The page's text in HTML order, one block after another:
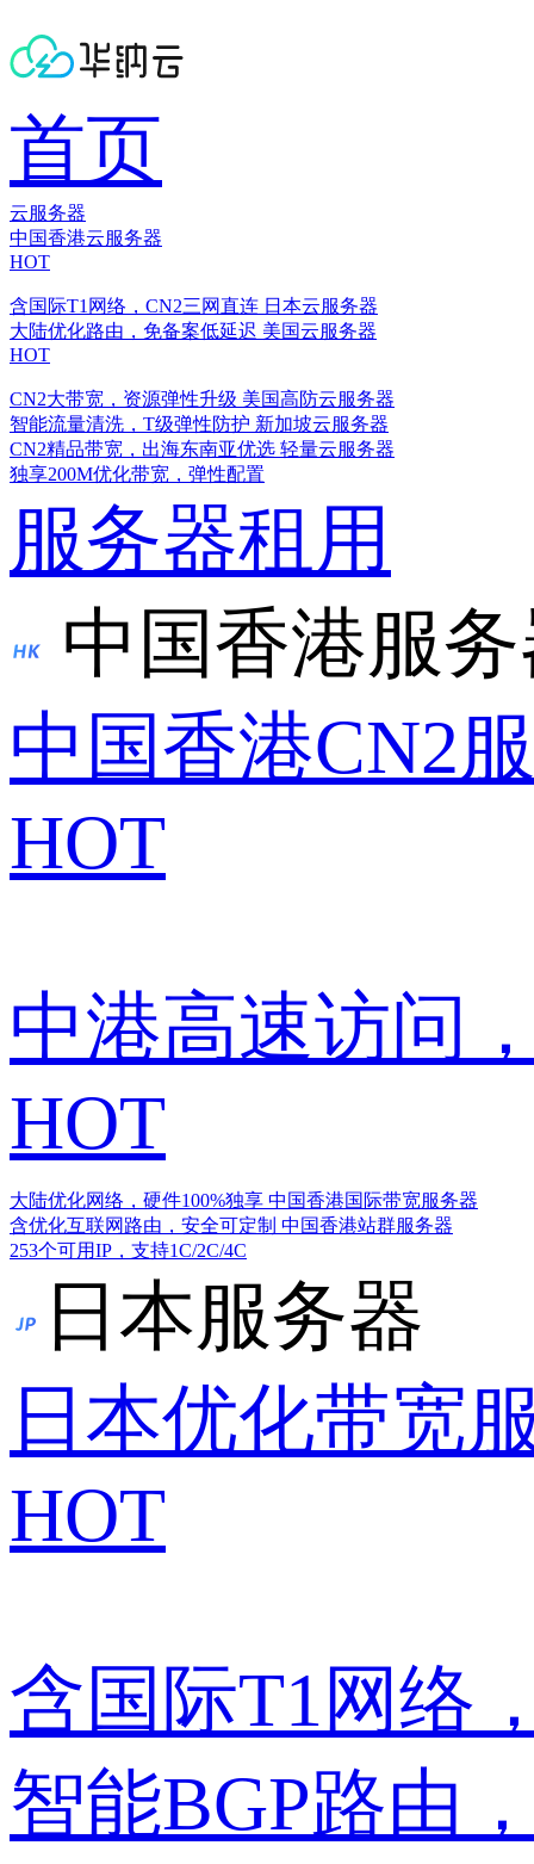
首页
云服务器
中国香港云服务器
HOT
含国际T1网络，CN2三网直连 日本云服务器
大陆优化路由，免备案低延迟 美国云服务器
HOT
CN2大带宽，资源弹性升级 美国高防云服务器
智能流量清洗，T级弹性防护 新加坡云服务器
CN2精品带宽，出海东南亚优选 轻量云服务器
独享200M优化带宽，弹性配置
服务器租用
中国香港服
中国香港CN2
HOT
中港高速访问
HOT
大陆优化网络，硬件100%独享 中国香港国际带宽服务器
含优化互联网路由，安全可定制 中国香港站群服务器
253个可用IP，支持1C/2C/4C
日本服务器
日本优化带宽
HOT
含国际T1网络
智能BGP路由